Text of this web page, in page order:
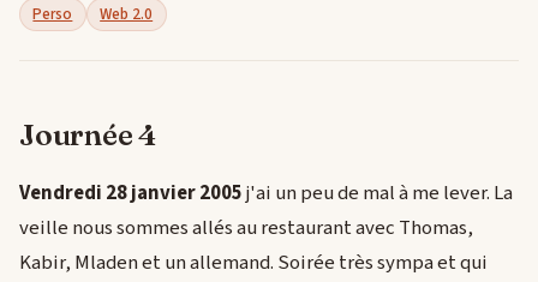
Perso Web 2.0
Journée 4
Vendredi 28 janvier 2005j'ai un peu de mal à me lever. La
veille nous sommes allés au restaurant avec Thomas,
Kabir, Mladen et un allemand. Soirée très sympa et qui